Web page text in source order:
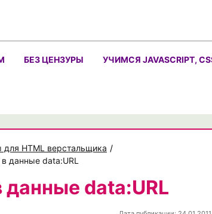
БЕЗ ЦЕНЗУРЫ УЧИМСЯ JAVASCRIPT,
для HTML верстальщика /
данные data:URL
data:URL